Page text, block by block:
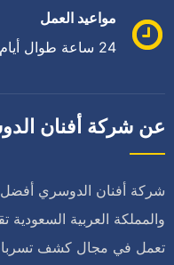
مواعيد العمل
24 ساعة طوال أيام الأسبوع
عن شركة أفنان
شركة أفنان الدوسري
والمملكة العربية
تعمل في مجال كشف تسربات